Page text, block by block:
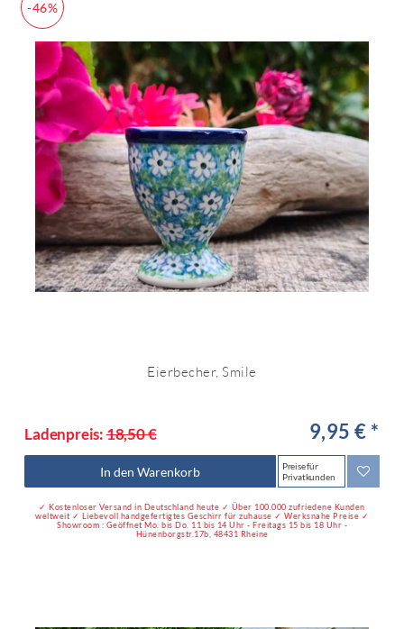
-46%
Eierbecher, Smile
Ladenpreis:18,50 € 9,95 € *
In den Warenkorb
Preise für
Privatkunden
✓ Kostenloser Versand in Deutschland heute ✓ Über 100.000 zufriedene Kunden
weltweit ✓ Liebevoll handgefertigtes Geschirr für zuhause ✓ Werksnahe Preise ✓
Showroom : Geöffnet Mo. bis Do. 11 bis 14 Uhr - Freitags 15 bis 18 Uhr -
Hünenborgstr.17b, 48431 Rheine